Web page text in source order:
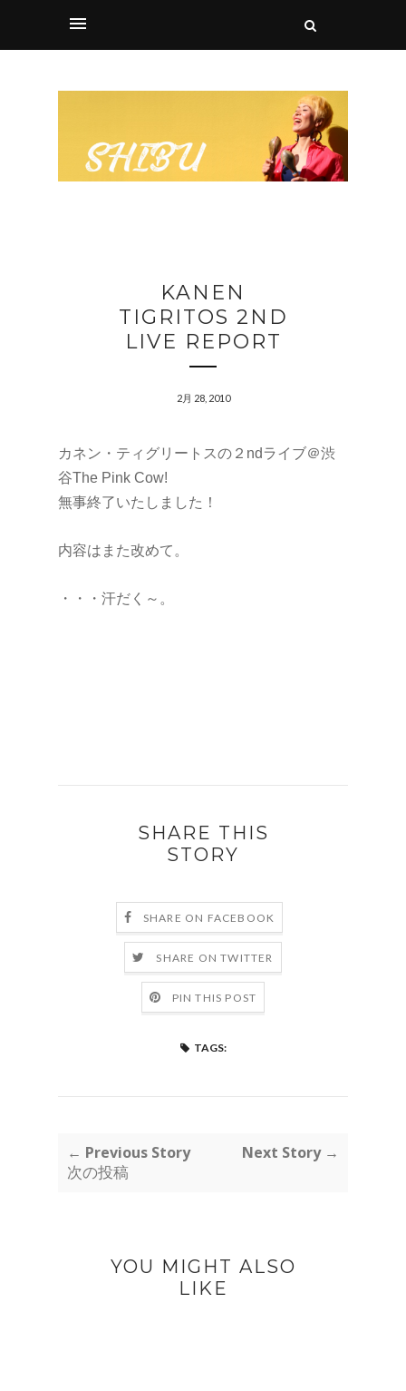
KANEN
TIGRITOS 2ND
LIVE REPORT
2月 28, 2010
カネン・ティグリートスの２ndライブ＠渋
谷The Pink Cow!
無事終了いたしました！
内容はまた改めて。
・・・汗だく～。
SHARE THIS
STORY
SHARE ON FACEBOOK
SHARE ON TWITTER
PIN THIS POST
TAGS:
← Previous Story
次の投稿
Next Story →
YOU MIGHT ALSO
LIKE